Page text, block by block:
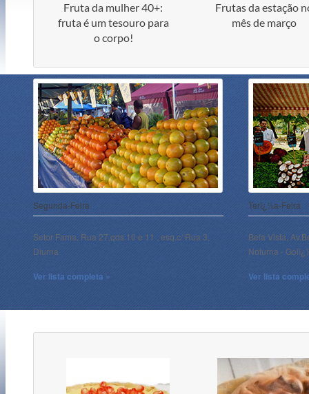
Fruta da mulher 40+:
fruta é um tesouro para
o corpo!
Frutas da estação
mês de março
Segunda-Feira
Setor Fama, Rua 27,qds.10 e 11 , esq.c/ Rua 3,
Diurna
Ver lista completa »
Terï¿½a-Feira
Bela Vista,
Noturna -
Ver lista